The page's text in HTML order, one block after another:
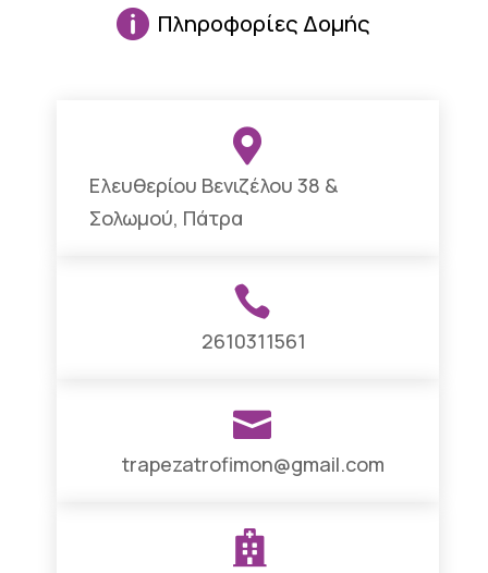
 Πληροφορίες Δομής

Ελευθερίου Βενιζέλου 38 &
Σολωμού, Πάτρα

2610311561

trapezatrofimon@gmail.com
